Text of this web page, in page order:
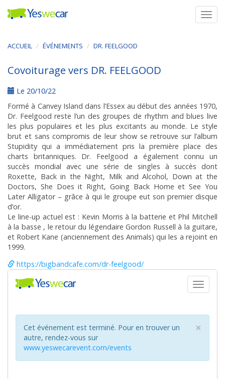
ACCUEIL ÉVÉNEMENTS DR. FEELGOOD
Covoiturage vers DR. FEELGOOD
Le 20/10/22
Formé à Canvey Island dans l’Essex au début des années 1970,
Dr. Feelgood reste l’un des groupes de rhythm and blues live
les plus populaires et les plus excitants au monde. Le style
brut et sans compromis de leur show se retrouve sur l’album
Stupidity qui a immédiatement pris la première place des
charts britanniques. Dr. Feelgood a également connu un
succès mondial avec une série de singles à succès dont
Roxette, Back in the Night, Milk and Alcohol, Down at the
Doctors, She Does it Right, Going Back Home et See You
Later Alligator – grâce à qui le groupe eut son premier disque
d’or.
Le line-up actuel est : Kevin Morris à la batterie et Phil Mitchell
à la basse , le retour du légendaire Gordon Russell à la guitare,
et Robert Kane (anciennement des Animals) qui les a rejoint en
1999.
https://bigbandcafe.com/dr-feelgood/